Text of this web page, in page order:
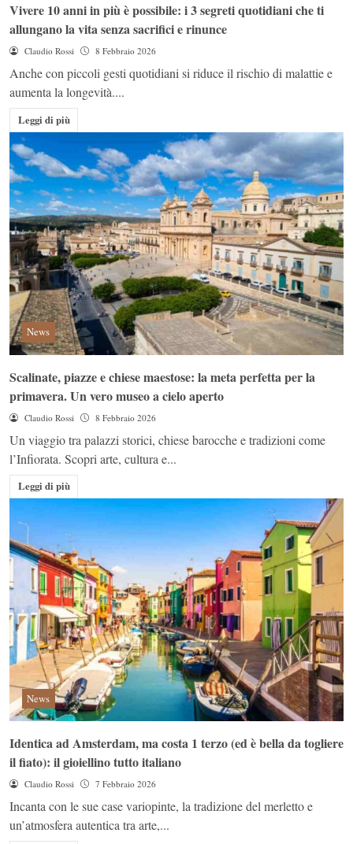
Vivere 10 anni in più è possibile: i 3 segreti quotidiani che ti
allungano la vita senza sacrifici e rinunce
Claudio Rossi 8 Febbraio 2026
Anche con piccoli gesti quotidiani si riduce il rischio di malattie e
aumenta la longevità....
Leggi di più
News
Scalinate, piazze e chiese maestose: la meta perfetta per la
primavera. Un vero museo a cielo aperto
Claudio Rossi 8 Febbraio 2026
Un viaggio tra palazzi storici, chiese barocche e tradizioni come
l’Infiorata. Scopri arte, cultura e...
Leggi di più
News
Identica ad Amsterdam, ma costa 1 terzo (ed è bella da togliere
il fiato): il gioiellino tutto italiano
Claudio Rossi 7 Febbraio 2026
Incanta con le sue case variopinte, la tradizione del merletto e
un’atmosfera autentica tra arte,...